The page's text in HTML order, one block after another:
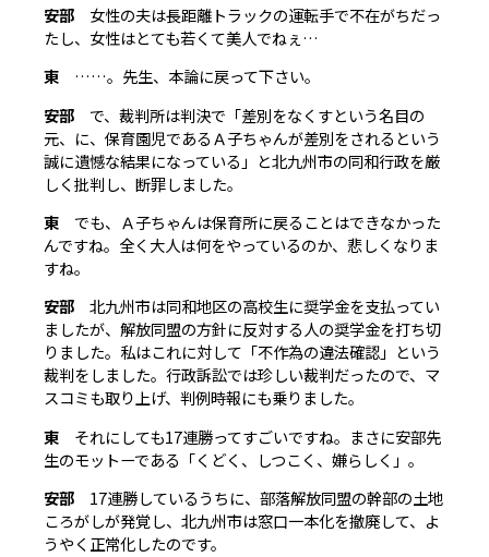
安部 女性の夫は長距離トラックの運転手で不在がちだっ
たし、女性はとても若くて美人でねぇ…
東 ……。先生、本論に戻って下さい。
安部 で、裁判所は判決で「差別をなくすという名目の
元、に、保育園児であるＡ子ちゃんが差別をされるという
誠に遺憾な結果になっている」と北九州市の同和行政を厳
しく批判し、断罪しました。
東 でも、Ａ子ちゃんは保育所に戻ることはできなかった
んですね。全く大人は何をやっているのか、悲しくなりま
すね。
安部 北九州市は同和地区の高校生に奨学金を支払ってい
ましたが、解放同盟の方針に反対する人の奨学金を打ち切
りました。私はこれに対して「不作為の違法確認」という
裁判をしました。行政訴訟では珍しい裁判だったので、マ
スコミも取り上げ、判例時報にも乗りました。
東 それにしても17連勝ってすごいですね。まさに安部先
生のモットーである「くどく、しつこく、嫌らしく」。
安部 17連勝しているうちに、部落解放同盟の幹部の土地
ころがしが発覚し、北九州市は窓口一本化を撤廃して、よ
うやく正常化したのです。